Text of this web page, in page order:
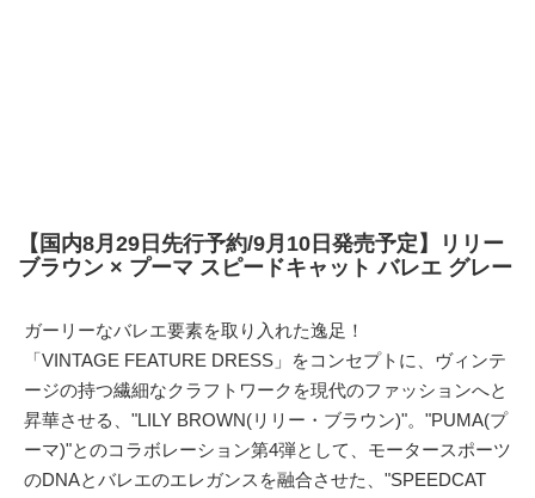
【国内8月29日先行予約/9月10日発売予定】リリー
ブラウン × プーマ スピードキャット バレエ グレー
ガーリーなバレエ要素を取り入れた逸足！
「VINTAGE FEATURE DRESS」をコンセプトに、ヴィンテ
ージの持つ繊細なクラフトワークを現代のファッションへと
昇華させる、"LILY BROWN(リリー・ブラウン)"。"PUMA(プ
ーマ)"とのコラボレーション第4弾として、モータースポーツ
のDNAとバレエのエレガンスを融合させた、"SPEEDCAT